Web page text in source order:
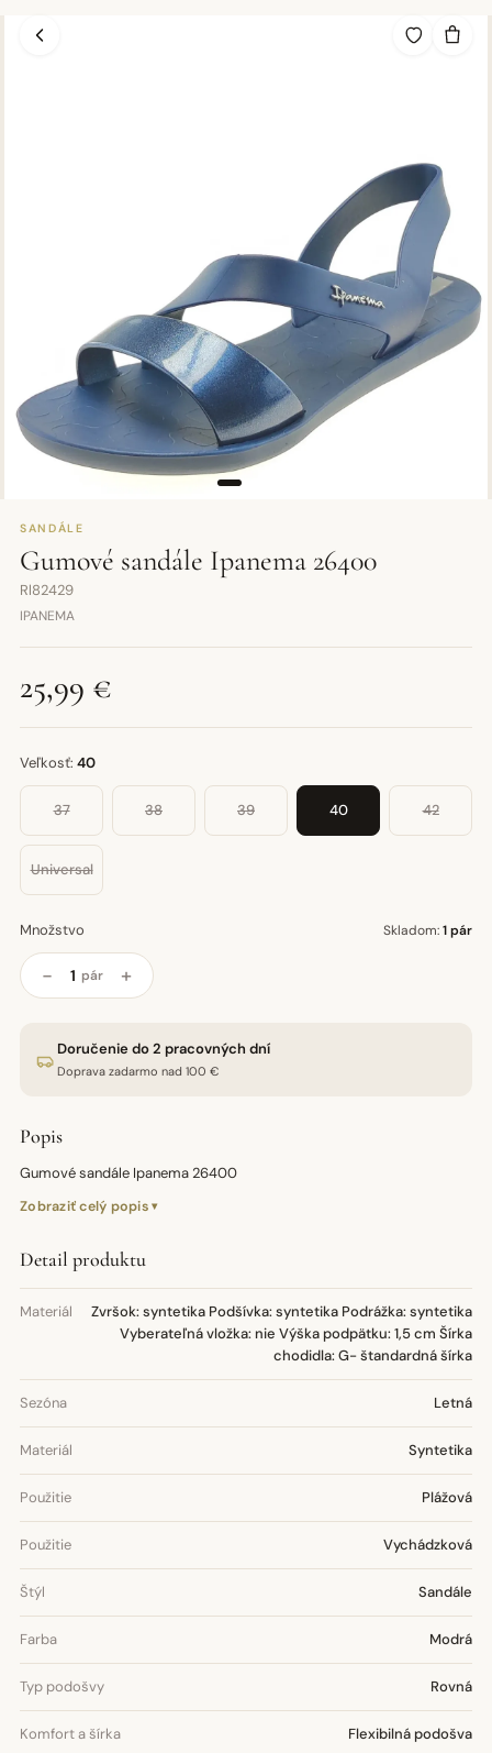
SANDÁLE
Gumové sandále Ipanema 26400
Rl82429
IPANEMA
25,99 €
Veľkosť: 40
37 38 39 40 42
Universal
Množstvo Skladom:1 pár
− pár +
Doručenie do 2 pracovných dní
Doprava zadarmo nad 100 €
Popis
Gumové sandále Ipanema 26400
Zobraziť celý popis
Detail produktu
Materiál
Zvršok: syntetika Podšívka: syntetika Podrážka: syntetika
Vyberateľná vložka: nie Výška podpätku: 1,5 cm Šírka
chodidla: G- štandardná šírka
Sezóna Letná
Materiál Syntetika
Použitie Plážová
Použitie Vychádzková
Štýl Sandále
Farba Modrá
Typ podošvy Rovná
Komfort a šírka Flexibilná podošva